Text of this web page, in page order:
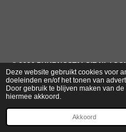
Deze website gebruikt cookies voor
doeleinden en/of het tonen van
Door gebruik te blijven maken van de
hiermee akkoord.
Akkoord
© 2026 PUURNOSTALGIE.NL|